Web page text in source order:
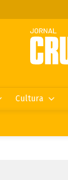
Cultura